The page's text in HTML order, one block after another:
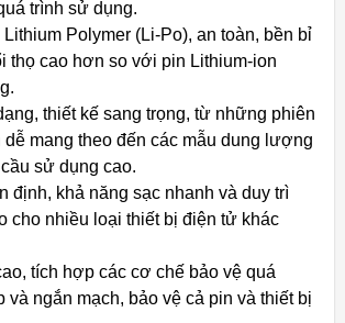
trình sử dụng.
Polymer (Li-Po), an toàn, bền bỉ
thọ cao hơn so với pin Lithium-ion
thiết kế sang trọng, từ những phiên
dễ mang theo đến các mẫu dung lượng
sử dụng cao.
định, khả năng sạc nhanh và duy trì
cho nhiều loại thiết bị điện tử khác
tích hợp các cơ chế bảo vệ quá
và ngắn mạch, bảo vệ cả pin và thiết bị